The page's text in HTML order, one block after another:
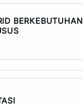
BERKEBUTUHAN